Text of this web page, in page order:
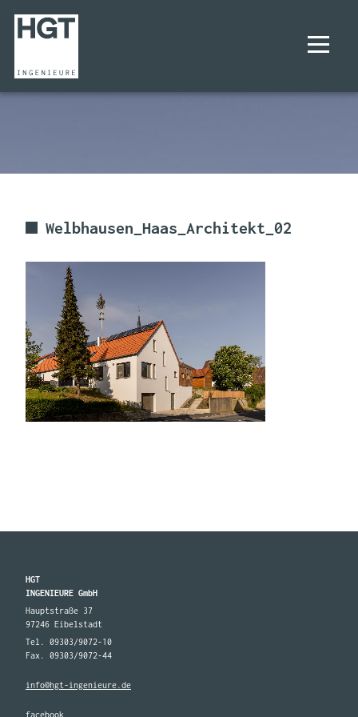
LEISTUNGEN
KARRIERE
KONTAKT
Welbhausen_Haas_Architekt_02
HGT
INGENIEURE GmbH
Hauptstraße 37
97246 Eibelstadt
Tel. 09303/9072-10
Fax. 09303/9072-44
info@hgt-ingenieure.de
facebook